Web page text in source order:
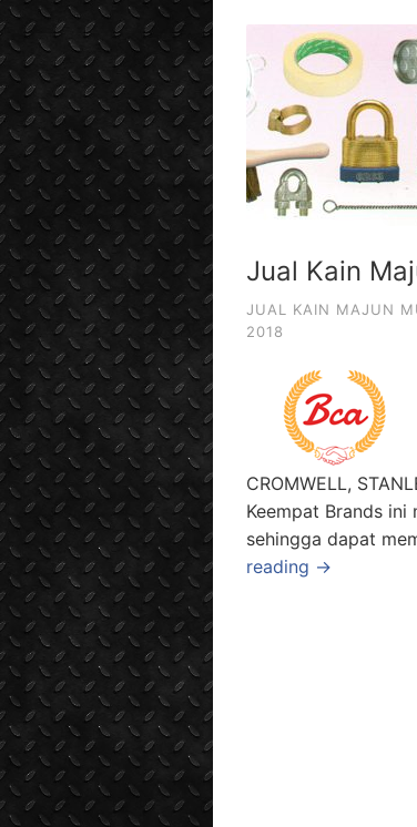
Jual Kain
JUAL KAIN MAJUN
2018
CROMWELL,
Keempat Brands
sehingga dapat
reading →